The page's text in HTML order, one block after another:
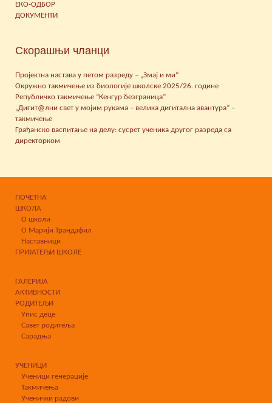
ЕКО-ОДБОР
ДОКУМЕНТИ
Скорашњи чланци
Пројектна настава у петом разреду – „Змај и ми“
Окружно такмичење из биологије школске 2025/26. године
Републичко такмичење “Кенгур безграница”
„Дигит@лни свет у мојим рукама – велика дигитална авантура” –
такмичење
Грађанско васпитање на делу: сусрет ученика другог разреда са
директорком
ПОЧЕТНА
ШКОЛА
О школи
О Марији Трандафил
Наставници
ПРИЈАТЕЉИ ШКОЛЕ
ГАЛЕРИЈА
АКТИВНОСТИ
РОДИТЕЉИ
Упис деце
Савет родитеља
Сарадња
УЧЕНИЦИ
Ученици генерације
Такмичења
Ученички радови